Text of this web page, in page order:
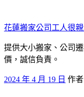
至
主
要
內
花蓮搬家公司工人很
提供大小搬家、公司
價，誠信負責。
發
2024 年 4 月 19 日 作